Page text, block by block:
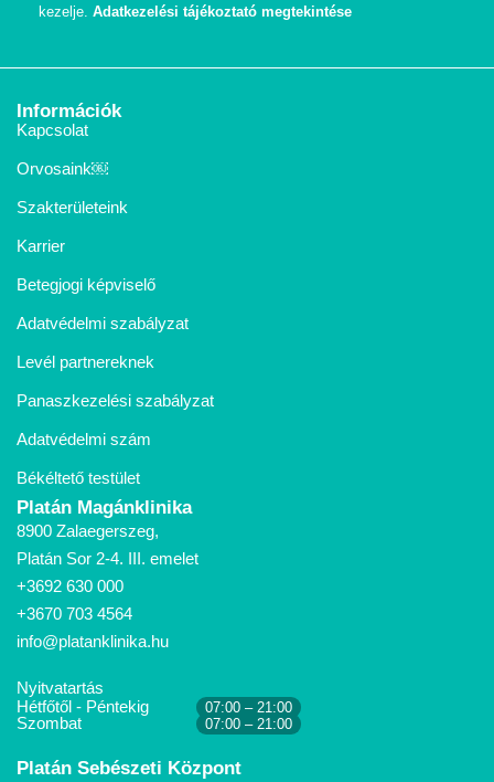
kezelje. Adatkezelési tájékoztató megtekintése
Információk
Kapcsolat
Orvosaink￼
Szakterületeink
Karrier
Betegjogi képviselő
Adatvédelmi szabályzat
Levél partnereknek
Panaszkezelési szabályzat
Adatvédelmi szám
Békéltető testület
Platán Magánklinika
8900 Zalaegerszeg,
Platán Sor 2-4. III. emelet
+3692 630 000
+3670 703 4564
info@platanklinika.hu
Nyitvatartás
Hétfőtől - Péntekig
07:00 – 21:00
Szombat 07:00 – 21:00
Platán Sebészeti Központ